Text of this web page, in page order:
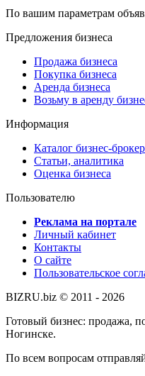
По вашим параметрам
Предложения бизнеса
Продажа бизнеса
Покупка бизнеса
Аренда бизнеса
Возьму в аренду
Информация
Каталог бизнес-
Статьи, аналитика
Оценка бизнеса
Пользователю
Реклама на портале
Личный кабинет
Контакты
О сайте
Пользовательское
BIZRU.biz © 2011 - 2026
Готовый бизнес: продажа,
Ногинске.
По всем вопросам